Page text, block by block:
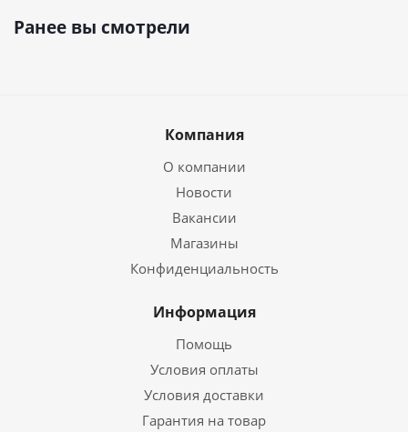
Ранее вы смотрели
Компания
О компании
Новости
Вакансии
Магазины
Конфиденциальность
Информация
Помощь
Условия оплаты
Условия доставки
Гарантия на товар